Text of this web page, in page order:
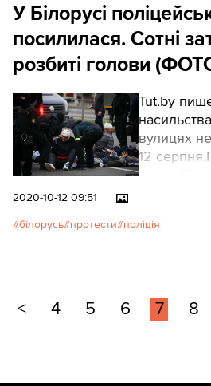
У Білорусі
посилилася. Сотні
розбиті голови
Tut.by
вулицях
12
постійно
2020-10-12 09:51
білорусь протести поліція
< 4 5 6 7 8